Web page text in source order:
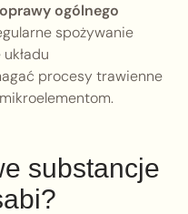
ogólnego
spożywanie
procesy trawienne
substancje